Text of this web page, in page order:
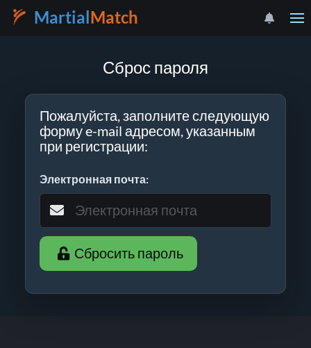
Martial Match
Сброс пароля
Пожалуйста, заполните следующую
форму e-mail адресом, указанным
при регистрации:
Электронная почта:
Сбросить пароль